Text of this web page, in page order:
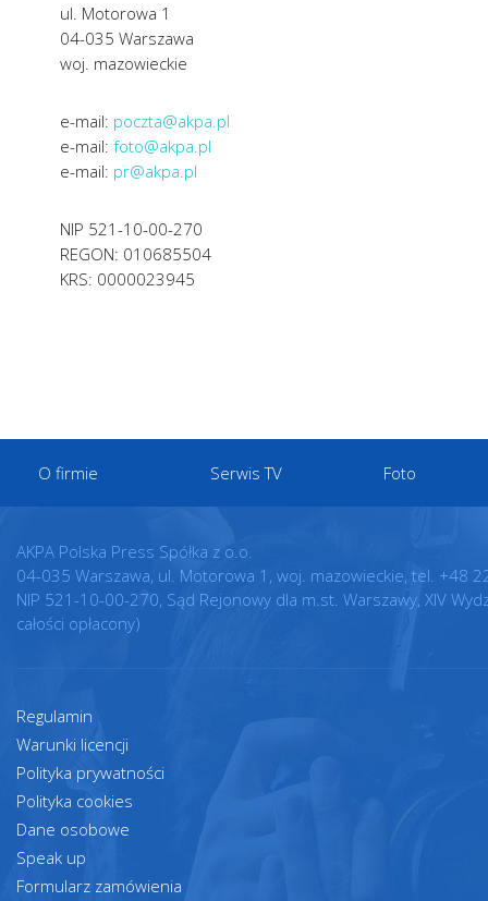
ul. Motorowa 1
04-035 Warszawa
woj. mazowieckie
e-mail: poczta@akpa.pl
e-mail: foto@akpa.pl
e-mail: pr@akpa.pl
NIP 521-10-00-270
REGON: 010685504
KRS: 0000023945
O firmie Serwis TV Foto
AKPA Polska Press Spółka z o.o.
04-035 Warszawa, ul. Motorowa 1, woj. mazowieckie, tel. +48
NIP 521-10-00-270, Sąd Rejonowy dla m.st. Warszawy, XIV
całości opłacony)
Regulamin
Warunki licencji
Polityka prywatności
Polityka cookies
Dane osobowe
Speak up
Formularz zamówienia